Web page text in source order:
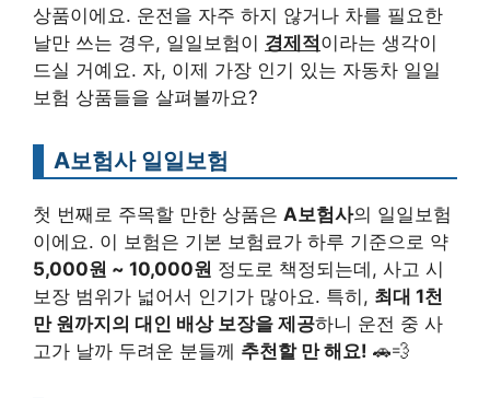
상품이에요. 운전을 자주 하지 않거나 차를 필요한
날만 쓰는 경우, 일일보험이 경제적이라는 생각이
드실 거예요. 자, 이제 가장 인기 있는 자동차 일일
보험 상품들을 살펴볼까요?
A보험사 일일보험
첫 번째로 주목할 만한 상품은 A보험사의 일일보험
이에요. 이 보험은 기본 보험료가 하루 기준으로 약
5,000원 ~ 10,000원 정도로 책정되는데, 사고 시
보장 범위가 넓어서 인기가 많아요. 특히, 최대 1천
만 원까지의 대인 배상 보장을 제공하니 운전 중 사
고가 날까 두려운 분들께 추천할 만 해요! 🚗💨